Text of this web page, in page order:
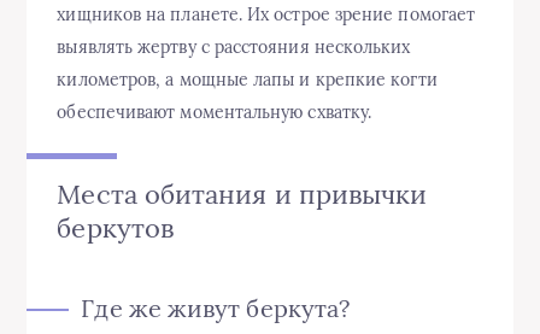
хищников на планете. Их острое зрение помогает
выявлять жертву с расстояния нескольких
километров, а мощные лапы и крепкие когти
обеспечивают моментальную схватку.
Места обитания и привычки
беркутов
Где же живут беркута?